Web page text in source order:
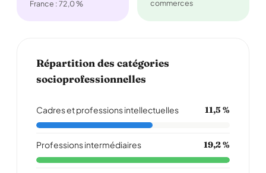
France : 72,0 %
commerces
Répartition des catégories
socioprofessionnelles
Cadres et professions intellectuelles 11,5 %
Professions intermédiaires 19,2 %